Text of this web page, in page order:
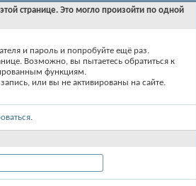
странице. Это могло произойти по одной
и пароль и попробуйте ещё раз.
Возможно, вы пытаетесь обратиться к
функциям.
или вы не активированы на сайте.
.